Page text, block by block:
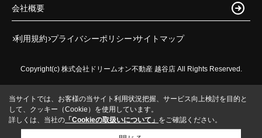
会社概要
利用規約 プライバシーポリシー サイトマップ
Copyright(c) 株式会社ドリームオン不動産 越谷店 All Rights Reserved.
当サイトでは、お客様の当サイト利用状況把握、サービス向上検討を目的と
して、クッキー（Cookie）を使用しています。
詳しくは、当社の 「Cookieの取扱いについて」 をご確認ください。